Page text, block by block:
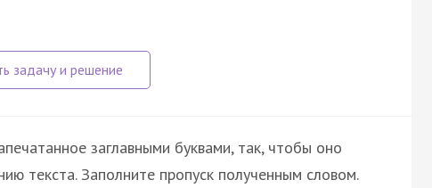
заглавными буквами, так, чтобы оно
текста. Заполните пропуск полученным словом.